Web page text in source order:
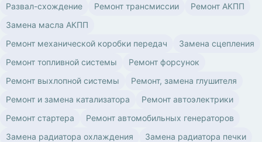
Развал-схождение
Ремонт трансмиссии
Ремонт АКПП
Замена масла АКПП
Ремонт механической коробки передач
Замена сцепления
Ремонт топливной системы
Ремонт форсунок
Ремонт выхлопной системы
Ремонт, замена глушителя
Ремонт и замена катализатора
Ремонт автоэлектрики
Ремонт стартера
Ремонт автомобильных генераторов
Замена радиатора охлаждения
Замена радиатора печки